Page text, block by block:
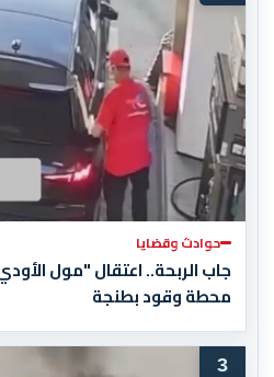
حوادث وقضايا
جاب الربحة.. اعتقال "مول
محطة وقود بطنجة
3